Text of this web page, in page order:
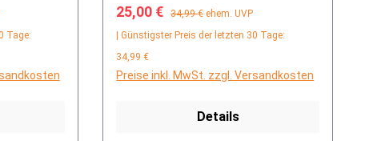
Tage:
Verkaufspreis:
25,00 € Regulärer Preis:
34,99 € ehem. UVP
| Günstigster Preis der letzten 30 Tage:
34,99 €
Preise inkl. MwSt. zzgl. Versandkosten
Details